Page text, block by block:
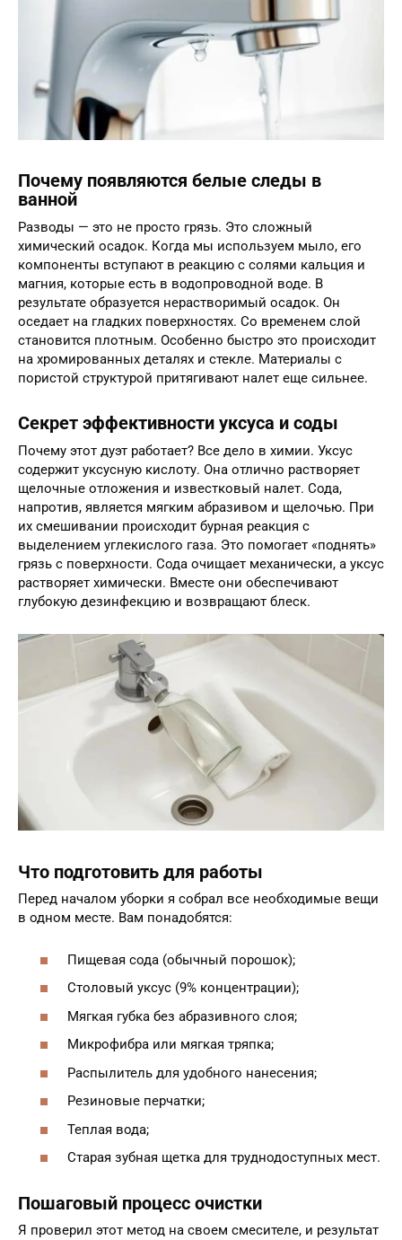
Почему появляются белые следы в
ванной
Разводы — это не просто грязь. Это сложный
химический осадок. Когда мы используем мыло, его
компоненты вступают в реакцию с солями кальция и
магния, которые есть в водопроводной воде. В
результате образуется нерастворимый осадок. Он
оседает на гладких поверхностях. Со временем слой
становится плотным. Особенно быстро это происходит
на хромированных деталях и стекле. Материалы с
пористой структурой притягивают налет еще сильнее.
Секрет эффективности уксуса и соды
Почему этот дуэт работает? Все дело в химии. Уксус
содержит уксусную кислоту. Она отлично растворяет
щелочные отложения и известковый налет. Сода,
напротив, является мягким абразивом и щелочью. При
их смешивании происходит бурная реакция с
выделением углекислого газа. Это помогает «поднять»
грязь с поверхности. Сода очищает механически, а уксус
растворяет химически. Вместе они обеспечивают
глубокую дезинфекцию и возвращают блеск.
Что подготовить для работы
Перед началом уборки я собрал все необходимые вещи
в одном месте. Вам понадобятся:
Пищевая сода (обычный порошок);
Столовый уксус (9% концентрации);
Мягкая губка без абразивного слоя;
Микрофибра или мягкая тряпка;
Распылитель для удобного нанесения;
Резиновые перчатки;
Теплая вода;
Старая зубная щетка для труднодоступных мест.
Пошаговый процесс очистки
Я проверил этот метод на своем смесителе, и результат